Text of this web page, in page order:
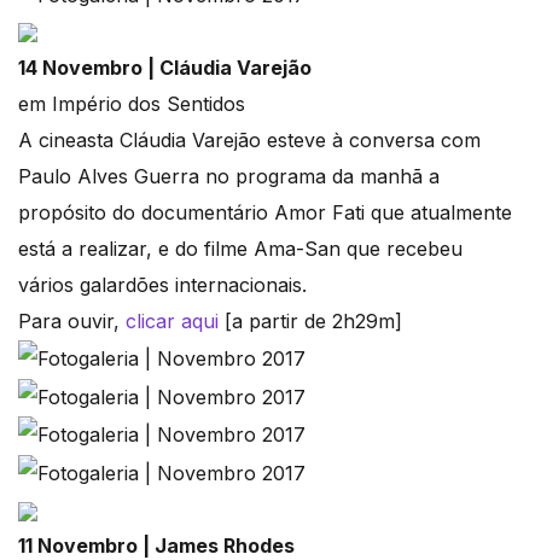
14 Novembro | Cláudia Varejão
em Império dos Sentidos
A cineasta Cláudia Varejão esteve à conversa com
Paulo Alves Guerra no programa da manhã a
propósito do documentário Amor Fati que atualmente
está a realizar, e do filme Ama-San que recebeu
vários galardões internacionais.
Para ouvir, clicar aqui [a partir de 2h29m]
11 Novembro | James Rhodes